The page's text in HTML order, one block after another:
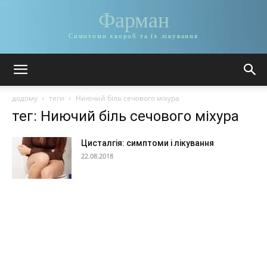
Фарман
Симптоми хвороб та їх лікування
додому теги Ниючий біль сечового міхура
тег: Ниючий біль сечового міхура
Цисталгія: симптоми і лікування
22.08.2018